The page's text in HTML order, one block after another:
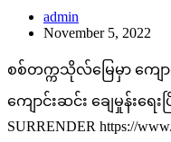
admin
November 5, 2022
စစ်တက္ကသိုလ်မြေမှာ ကျေ
ကျောင်းဆင်း ချေမှုန်းရေး
SURRENDER https://